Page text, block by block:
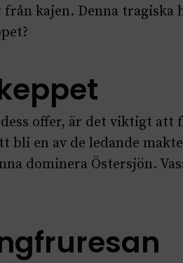
kajen. Denna
offer, är det viktigt att
bli en av de ledande
dominera Östersjön.